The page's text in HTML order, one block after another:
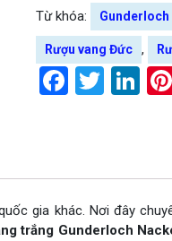
Từ khóa: Gunderloch
Rượu vang Đức ,
gia khác. Nơi đây
trắng Gunderloch